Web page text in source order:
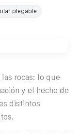
plegable
rocas: lo que
y el hecho de
distintos